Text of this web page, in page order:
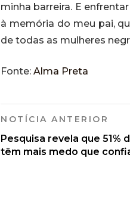
minha barreira. E
à memória do meu pai,
de todas as mulheres
Fonte: Alma Preta
NOTÍCIA ANTERIOR
Pesquisa revela que 51%
têm mais medo que